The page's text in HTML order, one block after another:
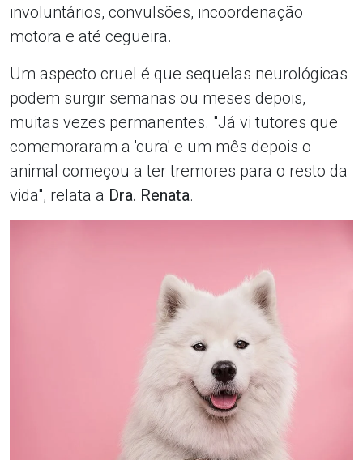
involuntários, convulsões, incoordenação
motora e até cegueira.
Um aspecto cruel é que sequelas neurológicas
podem surgir semanas ou meses depois,
muitas vezes permanentes. "Já vi tutores que
comemoraram a 'cura' e um mês depois o
animal começou a ter tremores para o resto da
vida", relata a Dra. Renata.